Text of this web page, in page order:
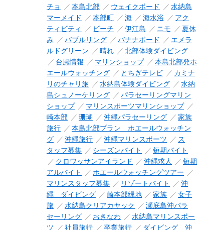
チョ
本島北部 ウェイクボード
水納島
マーメイド
本部町 海 海水浴
アク
ティビティ
ビーチ 伊江島 ニモ
夏休
み
バブルリング バナナボード
エメラ
ルドグリーン
晴れ
北部体験ダイビング
台風情報
マリンショップ
本島北部発ホ
エールウォッチング
とちぎテレビ
カミナ
リのチャリ旅
水納島体験ダイビング
水納
島シュノーケリング
パラセーリングマリン
ショップ
マリンスポーツマリンショップ
崎本部
珊瑚 沖縄パラセーリング
家族
旅行
本島北部プラン ホエールウォッチン
グ
沖縄旅行 沖縄マリンスポーツ
ス
タッフ募集
シーズンバイト
短期バイト
クロワッサンアイランド
沖縄求人
短期
アルバイト
ホエールウォッチングツアー
マリンスタッフ募集
リゾートバイト
沖
縄 ダイビング
崎本部緑地 家族
女子
旅
水納島クリアカヤック
瀬底島沖パラ
セーリング
おきなわ
水納島マリンスポー
ツ
社員旅行 卒業旅行 ダイビング 沖